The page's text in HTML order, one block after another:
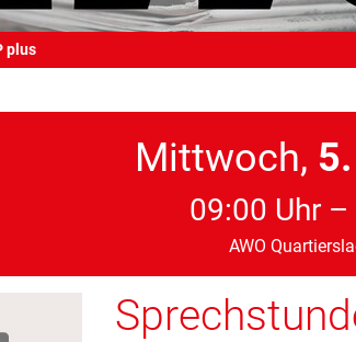
plus
Mittwoch,
09:00 Uhr
AWO